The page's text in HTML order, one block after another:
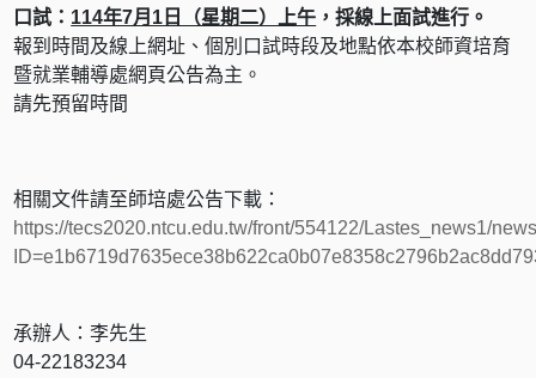
口試： 114年7月1日（星期二）上午 ，採線上面試進行。
報到時間及線上網址、個別口試時段及地點依本校師資培育
暨就業輔導處網頁公告為主。
請先預留時間
相關文件請至師培處公告下載：
https://tecs2020.ntcu.edu.tw/front/554122/Lastes_news1/
承辦人：李先生
04-22183234